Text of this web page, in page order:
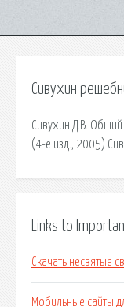
Сивухин
Сивухин Д.В. Общий
(4-е изд., 2005)
Links to
Скачать несвятые
Мобильные сайты